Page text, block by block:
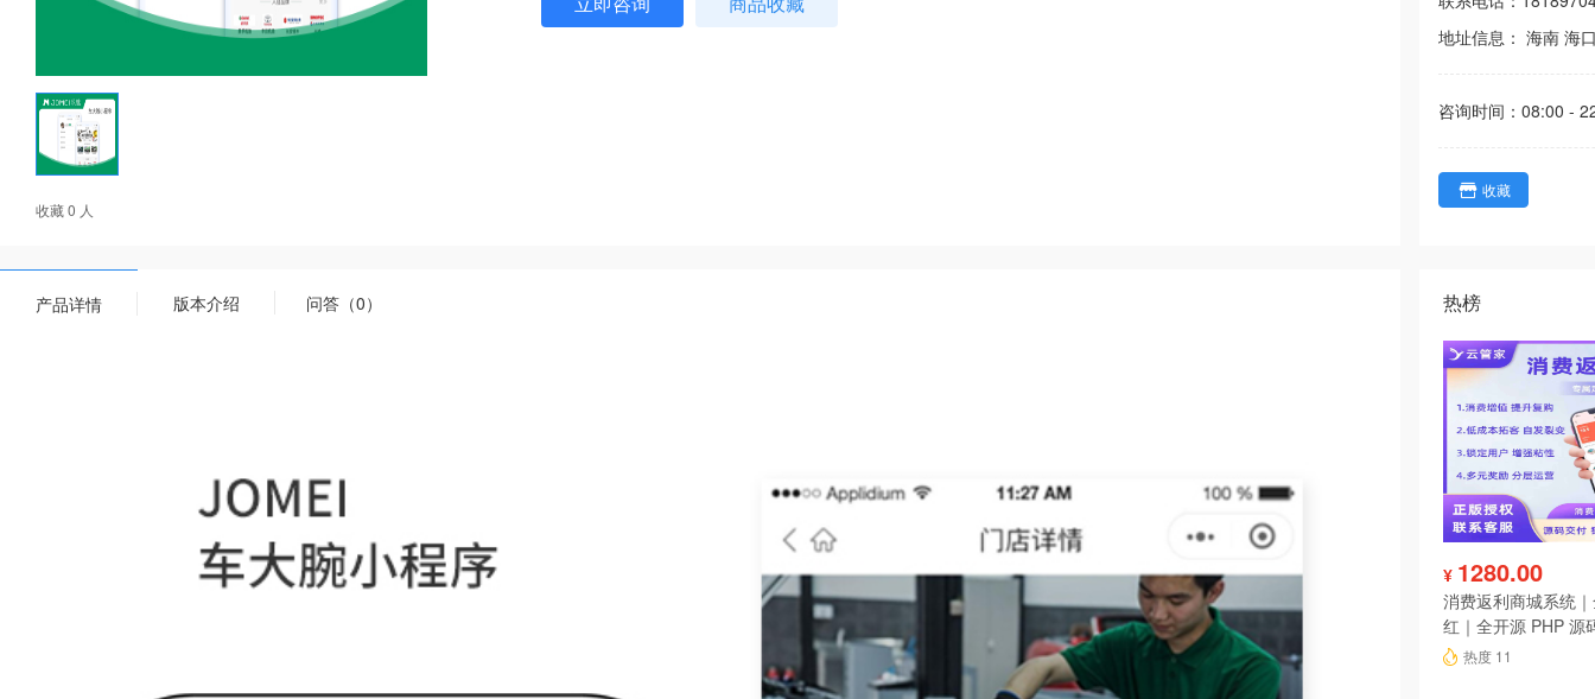
收藏 0 人
地址信息： 海南 海
咨询时间： 08:00 -
收藏
产品详情 版本介绍 问答（0） 热榜
¥ 1280.00
消费返利商城系统
红｜全开源 PHP 源
热度 11